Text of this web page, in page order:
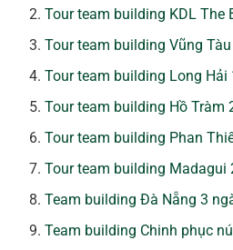
Tour team building KDL The
Tour team building Vũng
Tour team building Long Hải
Tour team building Hồ Tràm
Tour team building Phan
Tour team building Madagui
Team building Đà Nẵng 3
Team building Chinh phục